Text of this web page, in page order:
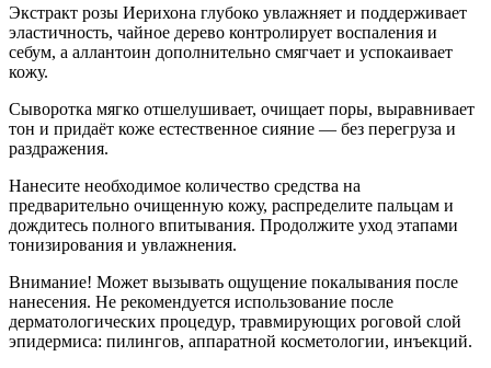
Экстракт розы Иерихона глубоко увлажняет и поддерживает
эластичность, чайное дерево контролирует воспаления и
себум, а аллантоин дополнительно смягчает и успокаивает
кожу.
Сыворотка мягко отшелушивает, очищает поры, выравнивает
тон и придаёт коже естественное сияние — без перегруза и
раздражения.
Нанесите необходимое количество средства на
предварительно очищенную кожу, распределите пальцам и
дождитесь полного впитывания. Продолжите уход этапами
тонизирования и увлажнения.
Внимание! Может вызывать ощущение покалывания после
нанесения. Не рекомендуется использование после
дерматологических процедур, травмирующих роговой слой
эпидермиса: пилингов, аппаратной косметологии, инъекций.